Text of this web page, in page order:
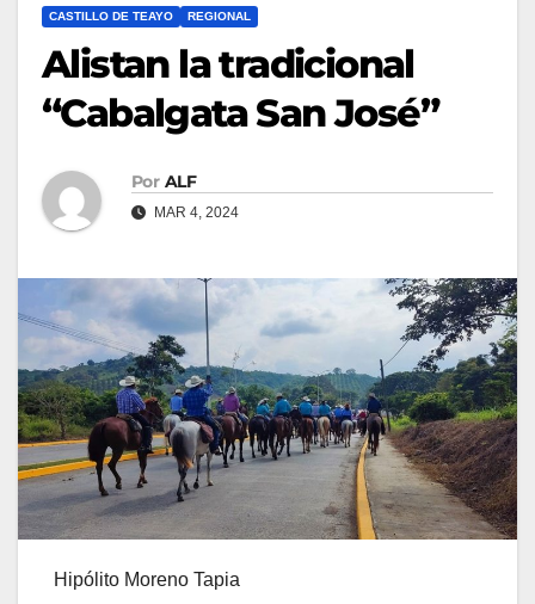
CASTILLO DE TEAYO REGIONAL
Alistan la tradicional
“Cabalgata San José”
Por ALF
MAR 4, 2024
Hipólito Moreno Tapia